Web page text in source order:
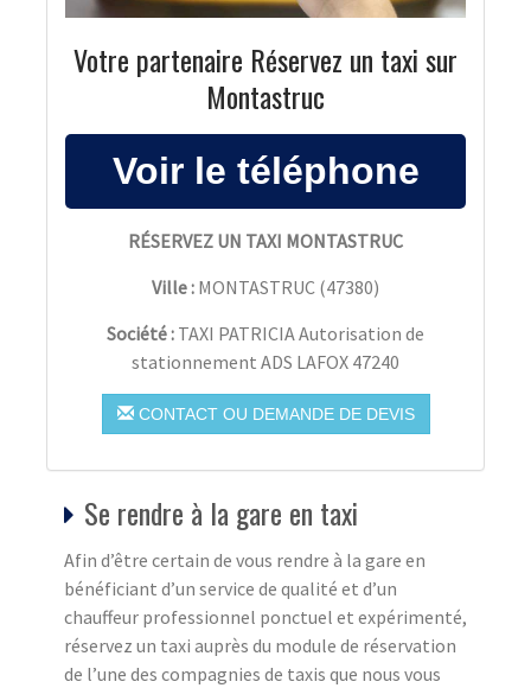
Votre partenaire Réservez un taxi sur
Montastruc
RÉSERVEZ UN TAXI MONTASTRUC
Ville : MONTASTRUC (47380)
Société : TAXI PATRICIA Autorisation de
stationnement ADS LAFOX 47240
CONTACT OU DEMANDE DE DEVIS
Se rendre à la gare en taxi
Afin d’être certain de vous rendre à la gare en
bénéficiant d’un service de qualité et d’un
chauffeur professionnel ponctuel et expérimenté,
réservez un taxi auprès du module de réservation
de l’une des compagnies de taxis que nous vous